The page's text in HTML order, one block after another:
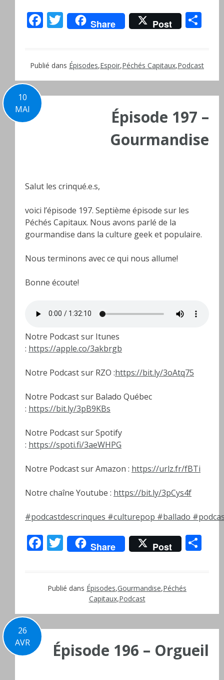
Facebook
Twitter
Share Post
Publié dans Épisodes,Espoir,Péchés Capitaux,Podcast
10
MAI
Épisode 197 –
Gourmandise
Salut les crinqué.e.s,
voici l’épisode 197. Septième épisode sur les
Péchés Capitaux. Nous avons parlé de la
gourmandise dans la culture geek et populaire.
Nous terminons avec ce qui nous allume!
Bonne écoute!
Notre Podcast sur Itunes
: https://apple.co/3akbrgb
Notre Podcast sur RZO :https://bit.ly/3oAtq75
Notre Podcast sur Balado Québec
: https://bit.ly/3pB9KBs
Notre Podcast sur Spotify
: https://spoti.fi/3aeWHPG
Notre Podcast sur Amazon : https://urlz.fr/fBTi
Notre chaîne Youtube : https://bit.ly/3pCys4f
#podcastdescrinques #culturepop #ballado
Facebook
Twitter
Share Post
Publié dans Épisodes,Gourmandise,Péchés
Capitaux,Podcast
26
AVR
Épisode 196 – Orgueil